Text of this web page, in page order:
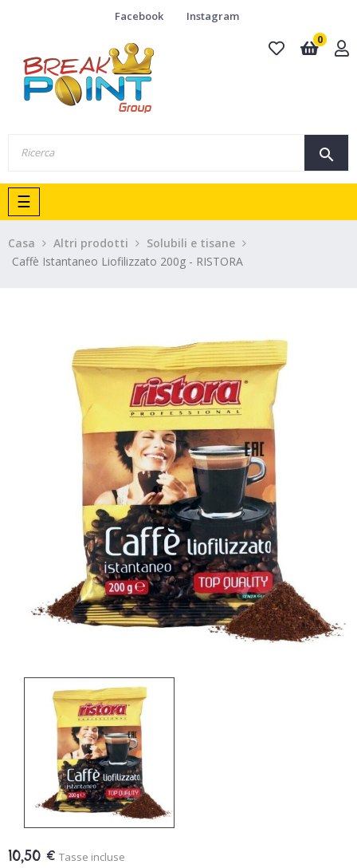
Facebook Instagram
search
0
navigazione
Toggle
☰
Casa Altri prodotti
Solubili e tisane
Caffè Istantaneo Liofilizzato 200g - RISTORA
10,50 € Tasse incluse